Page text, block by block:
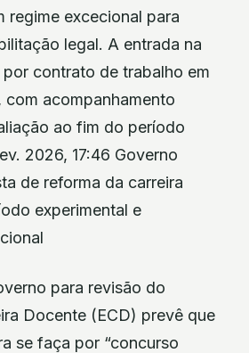
regime excecional para
legal. A entrada na
contrato de trabalho em
acompanhamento
ao fim do período
2026, 17:46 Governo
de reforma da carreira
experimental e
para revisão do
Docente (ECD) prevê que
se faça por “concurso